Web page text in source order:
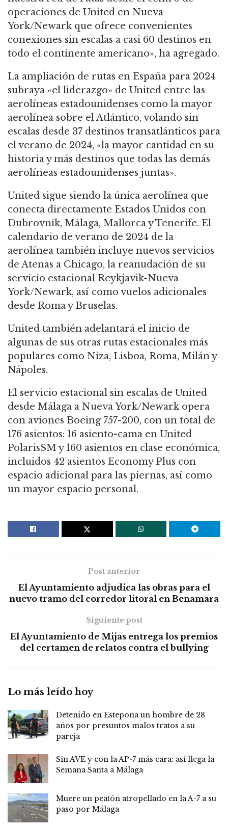
operaciones de United en Nueva
York/Newark que ofrece convenientes
conexiones sin escalas a casi 60 destinos en
todo el continente americano», ha agregado.
La ampliación de rutas en España para 2024
subraya «el liderazgo» de United entre las
aerolíneas estadounidenses como la mayor
aerolínea sobre el Atlántico, volando sin
escalas desde 37 destinos transatlánticos para
el verano de 2024, «la mayor cantidad en su
historia y más destinos que todas las demás
aerolíneas estadounidenses juntas».
United sigue siendo la única aerolínea que
conecta directamente Estados Unidos con
Dubrovnik, Málaga, Mallorca y Tenerife. El
calendario de verano de 2024 de la
aerolínea también incluye nuevos servicios
de Atenas a Chicago, la reanudación de su
servicio estacional Reykjavik-Nueva
York/Newark, así como vuelos adicionales
desde Roma y Bruselas.
United también adelantará el inicio de
algunas de sus otras rutas estacionales más
populares como Niza, Lisboa, Roma, Milán y
Nápoles.
El servicio estacional sin escalas de United
desde Málaga a Nueva York/Newark opera
con aviones Boeing 757-200, con un total de
176 asientos: 16 asiento-cama en United
PolarisSM y 160 asientos en clase económica,
incluidos 42 asientos Economy Plus con
espacio adicional para las piernas, así como
un mayor espacio personal.
Post anterior
El Ayuntamiento adjudica las obras para el
nuevo tramo del corredor litoral en Benamara
Siguiente post
El Ayuntamiento de Mijas entrega los premios
del certamen de relatos contra el bullying
Lo más leído hoy
Detenido en Estepona un hombre de 28
años por presuntos malos tratos a su
pareja
Sin AVE y con la AP-7 más cara: así llega la
Semana Santa a Málaga
Muere un peatón atropellado en la A-7 a su
paso por Málaga